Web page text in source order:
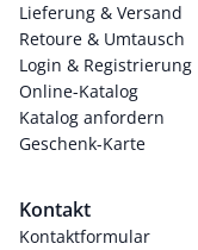
Lieferung & Versand
Retoure & Umtausch
Login & Registrierung
Online-Katalog
Katalog anfordern
Geschenk-Karte
Kontakt
Kontaktformular